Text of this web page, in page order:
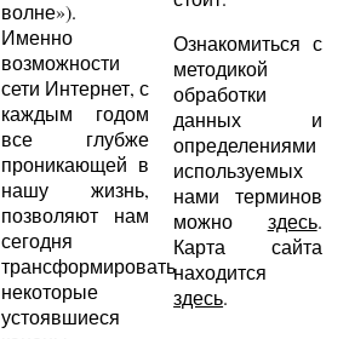
волне»).
Именно
возможности
сети Интернет, с
каждым годом
все глубже
проникающей в
нашу жизнь,
позволяют нам
сегодня
трансформировать
некоторые
устоявшиеся
Ознакомиться с
методикой
обработки
данных и
определениями
используемых
нами терминов
можно здесь.
Карта сайта
находится
здесь.